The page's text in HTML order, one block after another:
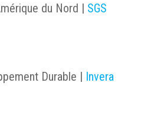
du Nord | SGS
Durable | Invera